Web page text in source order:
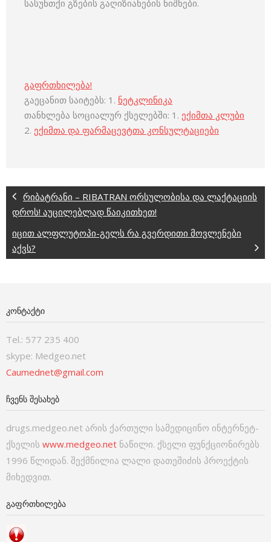
სასუნთქი გზების გაღიზიანების ნიშნები.
გაფრთხილება!
გაეცანით საიტებს: 1. ნეტკლინიკა
თანხლება სოციალურ ქსელებში: 1. ექიმთა კლუბი
2. ექიმთა და ფარმაცევტთა კონსულტაციები
რიბატრანი – RIBATRAN ორსულობისა და ლაქტაციის
დროს! აუცილებლად წაიკითხეთ!
იცით ალფლუტოპი-გელს რა გვერდითი მოვლენები
აქვს?
ᲙᲝᲜᲢᲐᲥᲢᲘ
Tel.: 577 235 400
skype: Medgeo.net
Caumednet@gmail.com
ᲩᲕᲔᲜᲡ ᲨᲔᲡᲐᲮᲔᲑ
drugs.medgeo.net არის ქართული სამედიცინო ინტერნეტ-
ქსელის www.medgeo.net ნაწილი. ქსელი ფუნქციონირებს
1996 წლიდან. შექმნილია ლალი დათეშიძის პროექტის
მიხედვით.
ᲒᲐᲤᲠᲗᲮᲘᲚᲔᲑᲐ